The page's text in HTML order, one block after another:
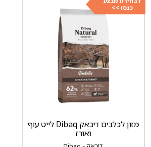
כנסו >>
מזון לכלבים דיבאק Dibaq לייט עוף
ואורז